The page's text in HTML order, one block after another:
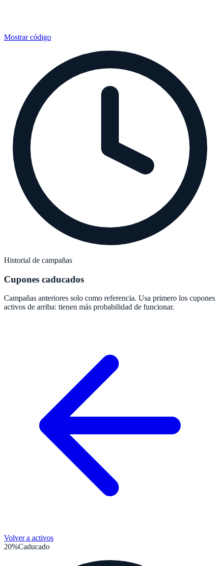
Mostrar código
Historial de campañas
Cupones caducados
Campañas anteriores solo como referencia. Usa primero los cupones
activos de arriba: tienen más probabilidad de funcionar.
Volver a activos
20%Caducado